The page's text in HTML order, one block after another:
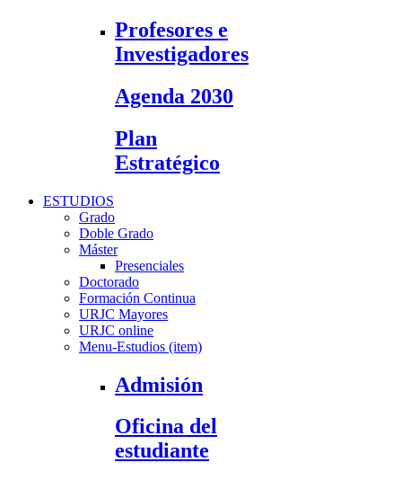
Profesores e
Investigadores
Agenda 2030
Plan
Estratégico
ESTUDIOS
Grado
Doble Grado
Máster
Presenciales
Doctorado
Formación Continua
URJC Mayores
URJC online
Menu-Estudios (item)
Admisión
Oficina del
estudiante